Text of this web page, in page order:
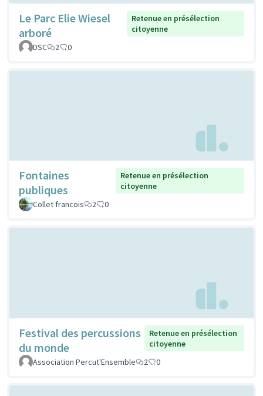
Le Parc Elie Wiesel
arboré
Retenue en présélection
citoyenne
DSC
2 0
Fontaines
publiques
Retenue en présélection
citoyenne
Collet francois
2 0
Festival des percussions
du monde
Retenue en présélection
citoyenne
Association Percut'Ensemble
2 0